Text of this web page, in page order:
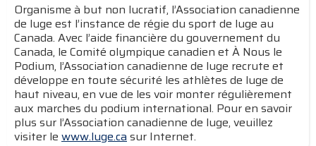
Organisme à but non lucratif, l’Association canadienne
de luge est l’instance de régie du sport de luge au
Canada. Avec l’aide financière du gouvernement du
Canada, le Comité olympique canadien et À Nous le
Podium, l’Association canadienne de luge recrute et
développe en toute sécurité les athlètes de luge de
haut niveau, en vue de les voir monter régulièrement
aux marches du podium international. Pour en savoir
plus sur l’Association canadienne de luge, veuillez
visiter le www.luge.casur Internet.